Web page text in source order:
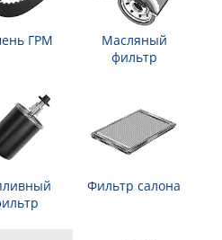
ГРМ
Масляный
фильтр
Фильтр салона